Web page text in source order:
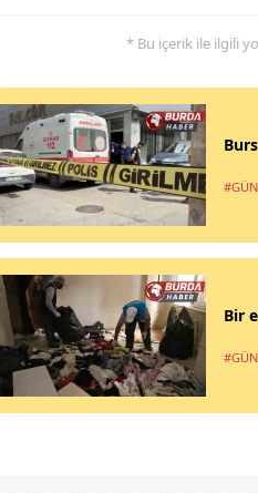
* Bu içerik ile ilgili
Bir